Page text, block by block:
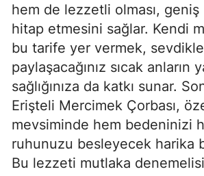
hem de lezzetli olması,
hitap etmesini sağlar. Kendi
bu tarife yer vermek,
paylaşacağınız sıcak anların
sağlığınıza da katkı sunar.
Erişteli Mercimek Çorbası,
mevsiminde hem bedeninizi
ruhunuzu besleyecek harika
Bu lezzeti mutlaka